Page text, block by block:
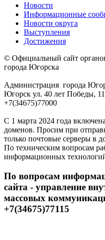
Новости
Информационные
Новости округа
Выступления
Достижения
© Официальный сайт
города Югорска
Администрация города
Югорск ул. 40 лет Победы, 11
+7(34675)77000
С 1 марта 2024 года
доменов. Просим при
только почтовые серверы в
По техническим вопросам
информационных
По вопросам
сайта - управление
массовых
+7(34675)77115